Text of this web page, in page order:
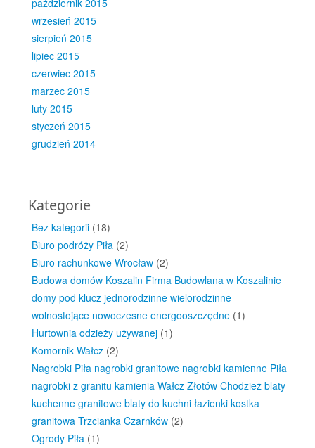
październik 2015
wrzesień 2015
sierpień 2015
lipiec 2015
czerwiec 2015
marzec 2015
luty 2015
styczeń 2015
grudzień 2014
Kategorie
Bez kategorii (18)
Biuro podróży Piła (2)
Biuro rachunkowe Wrocław (2)
Budowa domów Koszalin Firma Budowlana w Koszalinie
domy pod klucz jednorodzinne wielorodzinne
wolnostojące nowoczesne energooszczędne (1)
Hurtownia odzieży używanej (1)
Komornik Wałcz (2)
Nagrobki Piła nagrobki granitowe nagrobki kamienne Piła
nagrobki z granitu kamienia Wałcz Złotów Chodzież blaty
kuchenne granitowe blaty do kuchni łazienki kostka
granitowa Trzcianka Czarnków (2)
Ogrody Piła (1)